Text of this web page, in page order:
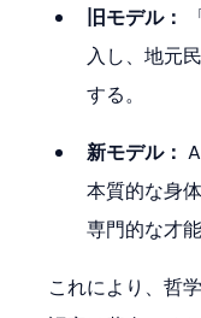
旧モデル：
入し、地元
する。
新モデル：
本質的な身
専門的な才
これにより、哲